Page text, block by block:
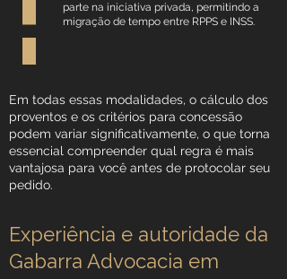
parte na iniciativa privada, permitindo a
migração de tempo entre RPPS e INSS.
Em todas essas modalidades, o cálculo dos
proventos e os critérios para concessão
podem variar significativamente, o que torna
essencial compreender qual regra é mais
vantajosa para você antes de protocolar seu
pedido.
Experiência e autoridade da
Gabarra Advocacia em